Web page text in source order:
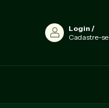
Login /
Cadastre-se